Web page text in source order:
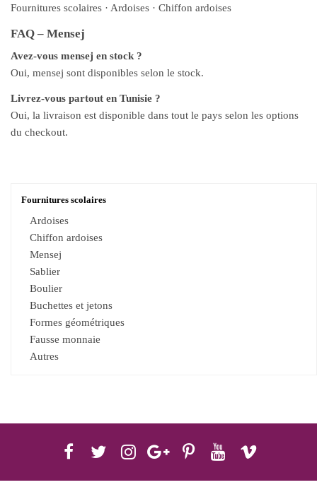
Fournitures scolaires · Ardoises · Chiffon ardoises
FAQ – Mensej
Avez-vous mensej en stock ?
Oui, mensej sont disponibles selon le stock.
Livrez-vous partout en Tunisie ?
Oui, la livraison est disponible dans tout le pays selon les options
du checkout.
Fournitures scolaires
Ardoises
Chiffon ardoises
Mensej
Sablier
Boulier
Buchettes et jetons
Formes géométriques
Fausse monnaie
Autres